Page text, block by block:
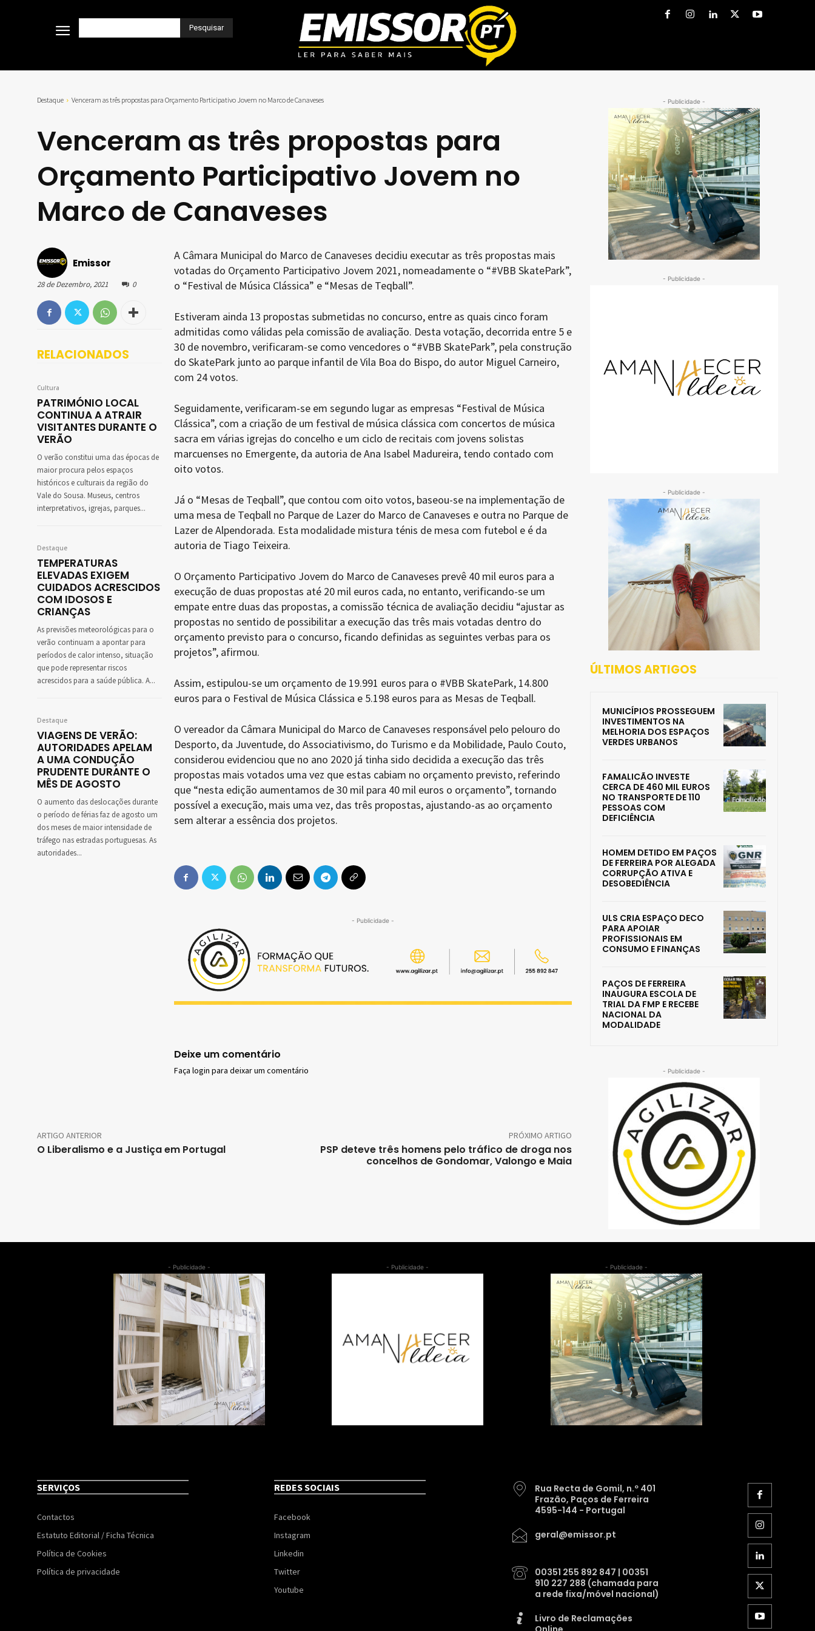
Pesquisar
Destaque Venceram as três propostas para Orçamento Participativo Jovem no Marco de Canaveses
Venceram as três propostas para
Orçamento Participativo Jovem no
Marco de Canaveses
Emissor
28 de Dezembro, 2021 0
RELACIONADOS
Cultura
PATRIMÓNIO LOCAL
CONTINUA A ATRAIR
VISITANTES DURANTE O
VERÃO
O verão constitui uma das épocas de
maior procura pelos espaços
históricos e culturais da região do
Vale do Sousa. Museus, centros
interpretativos, igrejas, parques...
Destaque
TEMPERATURAS
ELEVADAS EXIGEM
CUIDADOS ACRESCIDOS
COM IDOSOS E
CRIANÇAS
As previsões meteorológicas para o
verão continuam a apontar para
períodos de calor intenso, situação
que pode representar riscos
acrescidos para a saúde pública. A...
Destaque
VIAGENS DE VERÃO:
AUTORIDADES APELAM
A UMA CONDUÇÃO
PRUDENTE DURANTE O
MÊS DE AGOSTO
O aumento das deslocações durante
o período de férias faz de agosto um
dos meses de maior intensidade de
tráfego nas estradas portuguesas. As
autoridades...
A Câmara Municipal do Marco de Canaveses decidiu executar as três propostas mais
votadas do Orçamento Participativo Jovem 2021, nomeadamente o “#VBB SkatePark”,
o “Festival de Música Clássica” e “Mesas de Teqball”.
Estiveram ainda 13 propostas submetidas no concurso, entre as quais cinco foram
admitidas como válidas pela comissão de avaliação. Desta votação, decorrida entre 5 e
30 de novembro, verificaram-se como vencedores o “#VBB SkatePark”, pela construção
do SkatePark junto ao parque infantil de Vila Boa do Bispo, do autor Miguel Carneiro,
com 24 votos.
Seguidamente, verificaram-se em segundo lugar as empresas “Festival de Música
Clássica”, com a criação de um festival de música clássica com concertos de música
sacra em várias igrejas do concelho e um ciclo de recitais com jovens solistas
marcuenses no Emergente, da autoria de Ana Isabel Madureira, tendo contado com
oito votos.
Já o “Mesas de Teqball”, que contou com oito votos, baseou-se na implementação de
uma mesa de Teqball no Parque de Lazer do Marco de Canaveses e outra no Parque de
Lazer de Alpendorada. Esta modalidade mistura ténis de mesa com futebol e é da
autoria de Tiago Teixeira.
O Orçamento Participativo Jovem do Marco de Canaveses prevê 40 mil euros para a
execução de duas propostas até 20 mil euros cada, no entanto, verificando-se um
empate entre duas das propostas, a comissão técnica de avaliação decidiu “ajustar as
propostas no sentido de possibilitar a execução das três mais votadas dentro do
orçamento previsto para o concurso, ficando definidas as seguintes verbas para os
projetos”, afirmou.
Assim, estipulou-se um orçamento de 19.991 euros para o #VBB SkatePark, 14.800
euros para o Festival de Música Clássica e 5.198 euros para as Mesas de Teqball.
O vereador da Câmara Municipal do Marco de Canaveses responsável pelo pelouro do
Desporto, da Juventude, do Associativismo, do Turismo e da Mobilidade, Paulo Couto,
considerou evidenciou que no ano 2020 já tinha sido decidida a execução das três
propostas mais votados uma vez que estas cabiam no orçamento previsto, referindo
que “nesta edição aumentamos de 30 mil para 40 mil euros o orçamento”, tornando
possível a execução, mais uma vez, das três propostas, ajustando-as ao orçamento
sem alterar a essência dos projetos.
- Publicidade -
Deixe um comentário
Faça login para deixar um comentário
ARTIGO ANTERIOR
O Liberalismo e a Justiça em Portugal
PRÓXIMO ARTIGO
PSP deteve três homens pelo tráfico de droga nos
concelhos de Gondomar, Valongo e Maia
- Publicidade -
- Publicidade -
- Publicidade -
ÚLTIMOS ARTIGOS
MUNICÍPIOS PROSSEGUEM
INVESTIMENTOS NA
MELHORIA DOS ESPAÇOS
VERDES URBANOS
FAMALICÃO INVESTE
CERCA DE 460 MIL EUROS
NO TRANSPORTE DE 110
PESSOAS COM
DEFICIÊNCIA
HOMEM DETIDO EM PAÇOS
DE FERREIRA POR ALEGADA
CORRUPÇÃO ATIVA E
DESOBEDIÊNCIA
ULS CRIA ESPAÇO DECO
PARA APOIAR
PROFISSIONAIS EM
CONSUMO E FINANÇAS
PAÇOS DE FERREIRA
INAUGURA ESCOLA DE
TRIAL DA FMP E RECEBE
NACIONAL DA
MODALIDADE
- Publicidade -
- Publicidade - - Publicidade - - Publicidade -
SERVIÇOS
Contactos
Estatuto Editorial / Ficha Técnica
Política de Cookies
Política de privacidade
REDES SOCIAIS
Facebook
Instagram
Linkedin
Twitter
Youtube
Rua Recta de Gomil, n.º 401
Frazão, Paços de Ferreira
4595-144 - Portugal
geral@emissor.pt
00351 255 892 847 | 00351
910 227 288 (chamada para
a rede fixa/móvel nacional)
Livro de Reclamações